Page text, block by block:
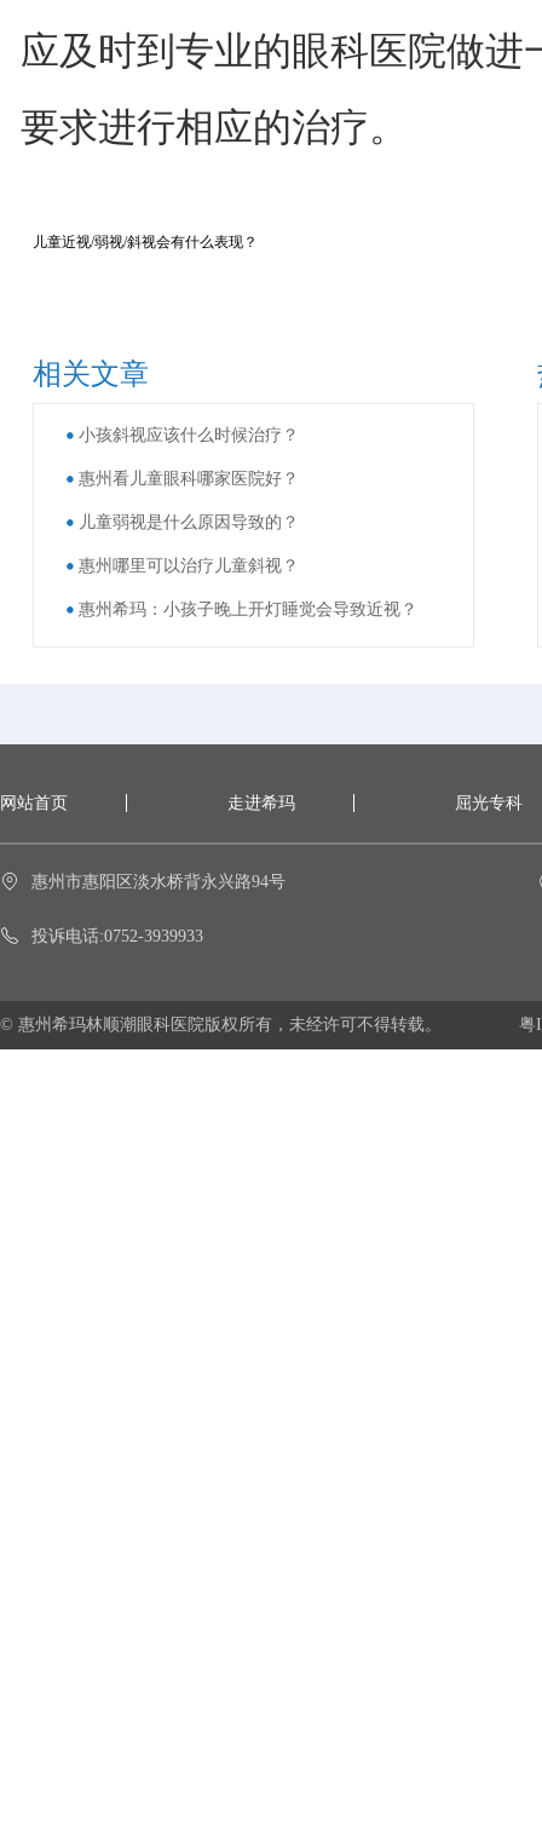
应及时到专业的眼科医院做
要求进行相应的治疗。
儿童近视/弱视/斜视会有什么表现？
相关文章
小孩斜视应该什么时候治疗？
惠州看儿童眼科哪家医院好？
儿童弱视是什么原因导致的？
惠州哪里可以治疗儿童斜视？
惠州希玛：小孩子晚上开灯睡觉会导致近视？
网站首页 走进希玛 屈光专科
惠州市惠阳区淡水桥背永兴路94号
投诉电话:0752-3939933
© 惠州希玛林顺潮眼科医院版权所有，未经许可不得转载。 粤